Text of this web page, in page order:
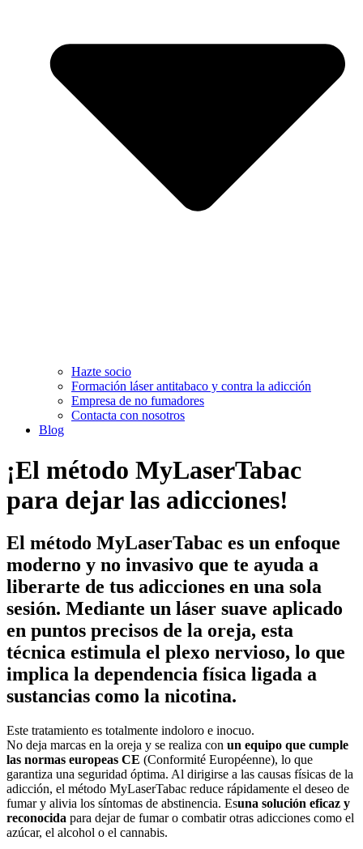
Hazte socio
Formación láser antitabaco y contra la adicción
Empresa de no fumadores
Contacta con nosotros
Blog
¡El método MyLaserTabac
para dejar las adicciones!
El método MyLaserTabac es un enfoque
moderno y no invasivo que te ayuda a
liberarte de tus adicciones en una sola
sesión. Mediante un láser suave aplicado
en puntos precisos de la oreja, esta
técnica estimula el plexo nervioso, lo que
implica la dependencia física ligada a
sustancias como la nicotina.
Este tratamiento es totalmente indoloro e inocuo.
No deja marcas en la oreja y se realiza con un equipo que cumple
las normas europeas CE (Conformité Européenne), lo que
garantiza una seguridad óptima. Al dirigirse a las causas físicas de la
adicción, el método MyLaserTabac reduce rápidamente el deseo de
fumar y alivia los síntomas de abstinencia. Esuna solución eficaz y
reconocida para dejar de fumar o combatir otras adicciones como el
azúcar, el alcohol o el cannabis.